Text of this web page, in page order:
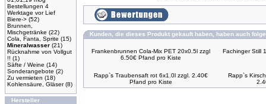
Bestellungen 4
Werktage vor Lief
Biere-> (52)
Brunnen,
Mischgetränke (22)
Cola, Fanta, Sprite (15)
Mineralwasser (21)
Rücknahme von Vollgut
!! (1)
Säfte / Weine (14)
Sonderangebote (2)
Zu vermieten (18)
Kohlensäure, Gläser(8)
Hersteller
Kunden, die dieses Produkt gekauft haben, haben auch
Frankenbrunnen Cola-Mix PET 20x0.5l zzgl
6.50€ Pfand pro Kiste
Fachinger Still
Rapp`s Traubensaft rot 6x1.0l zzgl. 2.40€
Pfand pro Kiste
Rapp`s